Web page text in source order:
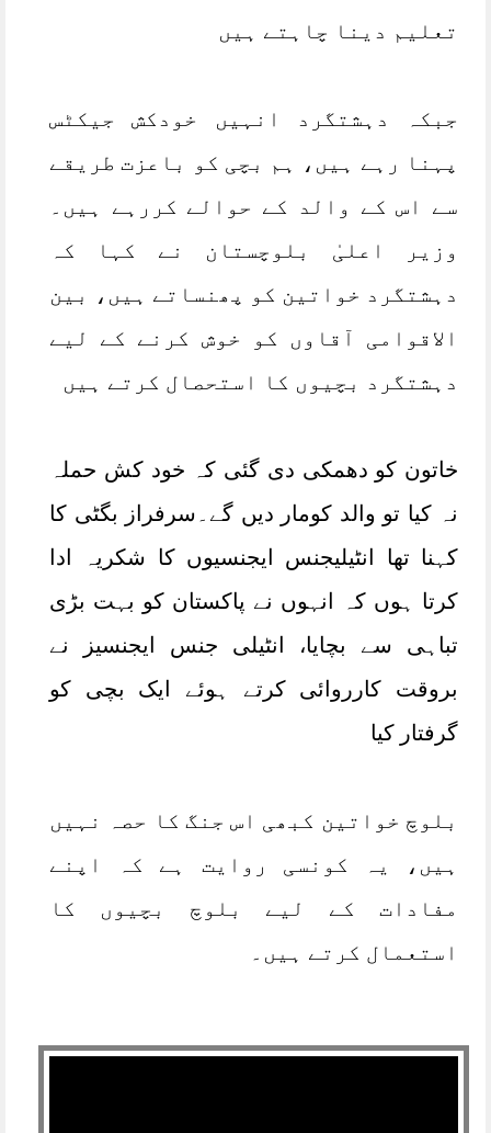
تعلیم دینا چاہتے ہیں
جبکہ دہشتگرد انہیں خودکش جیکٹس
پہنا رہے ہیں، ہم بچی کو باعزت طریقے
سے اس کے والد کے حوالے کررہے ہیں۔
وزیر اعلیٰ بلوچستان نے کہا کہ
دہشتگرد خواتین کو پھنساتے ہیں، بین
الاقوامی آقاوں کو خوش کرنے کے لیے
دہشتگرد بچیوں کا استحصال کرتے ہیں
خاتون کو دھمکی دی گئی کہ خود کش حملہ
نہ کیا تو والد کومار دیں گے۔سرفراز بگٹی کا
کہنا تھا انٹیلیجنس ایجنسیوں کا شکریہ ادا
کرتا ہوں کہ انہوں نے پاکستان کو بہت بڑی
تباہی سے بچایا، انٹیلی جنس ایجنسیز نے
بروقت کارروائی کرتے ہوئے ایک بچی کو
گرفتار کیا
بلوچ خواتین کبھی اس جنگ کا حصہ نہیں
ہیں، یہ کونسی روایت ہے کہ اپنے
مفادات کے لیے بلوچ بچیوں کا
استعمال کرتے ہیں۔